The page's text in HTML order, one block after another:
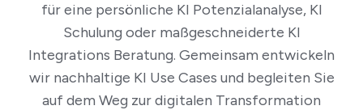
für eine persönliche KI Potenzialanalyse, KI
Schulung oder maßgeschneiderte KI
Integrations Beratung. Gemeinsam entwickeln
wir nachhaltige KI Use Cases und begleiten Sie
auf dem Weg zur digitalen Transformation